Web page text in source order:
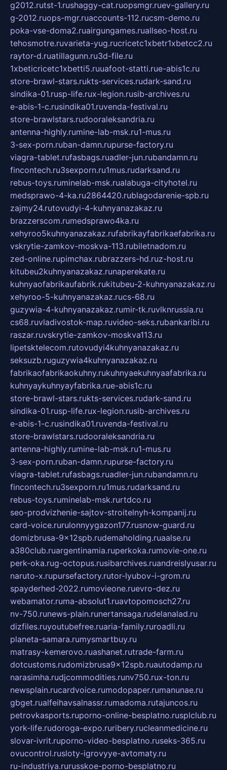
g2012.rutst-1.rushaggy-cat.ruopsmgr.ruev-gallery.ru
g-2012.ruops-mgr.ruaccounts-112.rucsm-demo.ru
poka-vse-doma2.ruairgungames.ruallseo-host.ru
tehosmotre.ruvarieta-yug.rucricetc1xbetr1xbetcc2.ru
raytor-d.ruatillagunn.ru3d-file.ru
1xbeticricetc1xbetti5.ruuafoot-statti.rue-abis1c.ru
store-brawl-stars.rukts-services.rudark-sand.ru
sindika-01.rusp-life.rux-legion.rusib-archives.ru
e-abis-1-c.rusindika01.ruvenda-festival.ru
store-brawlstars.rudooraleksandria.ru
antenna-highly.rumine-lab-msk.ru1-mus.ru
3-sex-porn.ruban-damn.rupurse-factory.ru
viagra-tablet.rufasbags.ruadler-jun.rubandamn.ru
fincontech.ru3sexporn.ru1mus.rudarksand.ru
rebus-toys.ruminelab-msk.rualabuga-cityhotel.ru
medsprawo-4-ka.ru2864420.rublagodarenie-spb.ru
zajmy24.rutovudyi-4-kuhnyanazakaz.ru
brazzerscom.rumedsprawo4ka.ru
xehyroo5kuhnyanazakaz.rufabrikayfabrikaefabrika.ru
vskrytie-zamkov-moskva-113.rubiletnadom.ru
zed-online.rupimchax.rubrazzers-hd.ruz-host.ru
kitubeu2kuhnyanazakaz.runaperekate.ru
kuhnyaofabrikaufabrik.rukitubeu-2-kuhnyanazakaz.ru
xehyroo-5-kuhnyanazakaz.rucs-68.ru
guzywia-4-kuhnyanazakaz.rumir-tk.ruvlknrussia.ru
cs68.ruvladivostok-map.ruvideo-seks.rubankaribi.ru
raszar.ruvskrytie-zamkov-moskva113.ru
lipetsktelecom.rutovudyi4kuhnyanazakaz.ru
seksuzb.ruguzywia4kuhnyanazakaz.ru
fabrikaofabrikaokuhny.rukuhnyaekuhnyaafabrika.ru
kuhnyaykuhnyayfabrika.rue-abis1c.ru
store-brawl-stars.rukts-services.rudark-sand.ru
sindika-01.rusp-life.rux-legion.rusib-archives.ru
e-abis-1-c.rusindika01.ruvenda-festival.ru
store-brawlstars.rudooraleksandria.ru
antenna-highly.rumine-lab-msk.ru1-mus.ru
3-sex-porn.ruban-damn.rupurse-factory.ru
viagra-tablet.rufasbags.ruadler-jun.rubandamn.ru
fincontech.ru3sexporn.ru1mus.rudarksand.ru
rebus-toys.ruminelab-msk.rurtdco.ru
seo-prodvizhenie-sajtov-stroitelnyh-kompanij.ru
card-voice.rurulonnyygazon177.rusnow-guard.ru
domizbrusa-9x12spb.rudemaholding.ruaalse.ru
a380club.ruargentinamia.ruperkoka.rumovie-one.ru
perk-oka.rug-octopus.rusibarchives.ruandreislyusar.ru
naruto-x.rupursefactory.rutor-lyubov-i-grom.ru
spayderhed-2022.rumovieone.ruevro-dez.ru
webamator.ruma-absolut1.ruavtopomosch27.ru
nv-750.runews-plain.runertansaga.rudelanalad.ru
dizfiles.ruyoutubefree.ruaria-family.ruroadli.ru
planeta-samara.rumysmartbuy.ru
matrasy-kemerovo.ruashanet.rutrade-farm.ru
dotcustoms.rudomizbrusa9x12spb.ruautodamp.ru
narasimha.rudjcommodities.runv750.rux-ton.ru
newsplain.rucardvoice.rumodopaper.rumanunae.ru
gbget.rualfeihavsalnassr.rumadoma.rutajuncos.ru
petrovkasports.ruporno-online-besplatno.rusplclub.ru
york-life.rudoroga-expo.ruribery.rucleanmedicine.ru
slovar-ivrit.ruporno-video-besplatno.ruseks-365.ru
ovucontrol.rusloty-igrovyye-avtomaty.ru
ru-industriya.rurusskoe-porno-besplatno.ru